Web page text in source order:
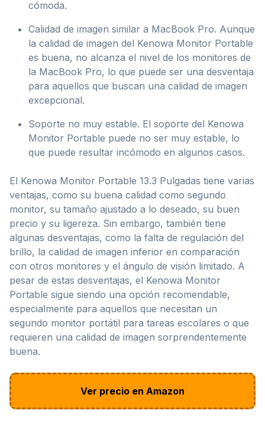
cómoda.
Calidad de imagen similar a MacBook Pro. Aunque
la calidad de imagen del Kenowa Monitor Portable
es buena, no alcanza el nivel de los monitores de
la MacBook Pro, lo que puede ser una desventaja
para aquellos que buscan una calidad de imagen
excepcional.
Soporte no muy estable. El soporte del Kenowa
Monitor Portable puede no ser muy estable, lo
que puede resultar incómodo en algunos casos.
El Kenowa Monitor Portable 13.3 Pulgadas tiene varias
ventajas, como su buena calidad como segundo
monitor, su tamaño ajustado a lo deseado, su buen
precio y su ligereza. Sin embargo, también tiene
algunas desventajas, como la falta de regulación del
brillo, la calidad de imagen inferior en comparación
con otros monitores y el ángulo de visión limitado. A
pesar de estas desventajas, el Kenowa Monitor
Portable sigue siendo una opción recomendable,
especialmente para aquellos que necesitan un
segundo monitor portátil para tareas escolares o que
requieren una calidad de imagen sorprendentemente
buena.
Ver precio en Amazon